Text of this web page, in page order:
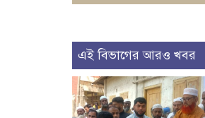
এই বিভাগের আরও খবর